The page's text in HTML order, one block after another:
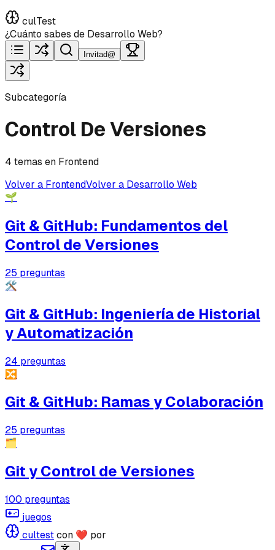
culTest
¿Cuánto sabes de Desarrollo Web?
Invitad@
Subcategoría
Control De Versiones
4 temas en Frontend
Volver a FrontendVolver a Desarrollo Web
🌱
Git & GitHub: Fundamentos del
Control de Versiones
25 preguntas
🛠️
Git & GitHub: Ingeniería de Historial
y Automatización
24 preguntas
🔀
Git & GitHub: Ramas y Colaboración
25 preguntas
🗂️
Git y Control de Versiones
100 preguntas
juegos
cultestcon ❤ por